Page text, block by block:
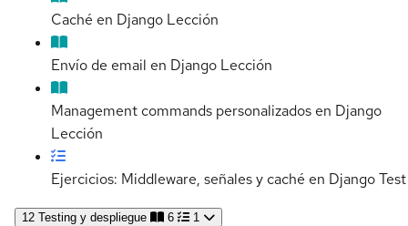
Caché en Django Lección
Envío de email en Django Lección
Management commands personalizados en Django
Lección
Ejercicios: Middleware, señales y caché en DjangoTest
12 Testing y despliegue 6 1